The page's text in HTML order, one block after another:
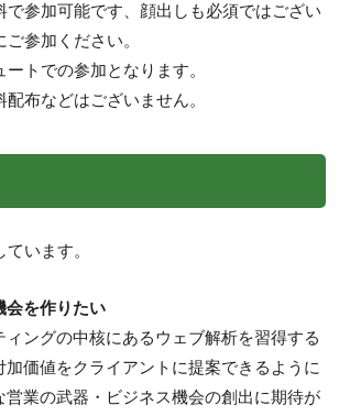
で参加可能です、顔出しも必須ではござい
参加ください。
ートでの参加となります。
配布などはございません。
います。
会を作りたい
ィングの中核にあるウェブ解析を習得する
加価値をクライアントに提案できるように
営業の武器・ビジネス機会の創出に期待が